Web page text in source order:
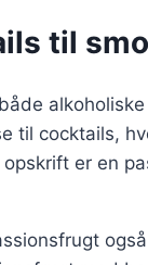
til
til cocktails,
er en